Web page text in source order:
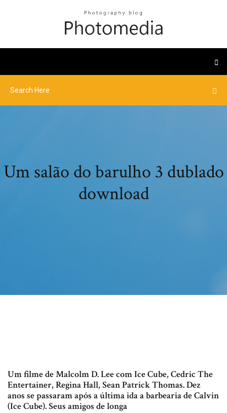
Um salão do barulho 3 dublado
download
Um filme de Malcolm D. Lee com Ice Cube, Cedric The
Entertainer, Regina Hall, Sean Patrick Thomas. Dez
anos se passaram após a última ida a barbearia de Calvin
(Ice Cube). Seus amigos de longa